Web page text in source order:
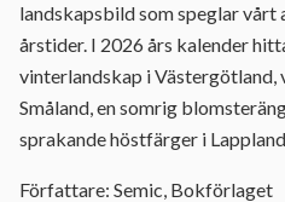
landskapsbild som speglar vårt
årstider. I 2026 års kalender
vinterlandskap i Västergötland,
Småland, en somrig
sprakande höstfärger i
Författare: Semic, Bokförlaget